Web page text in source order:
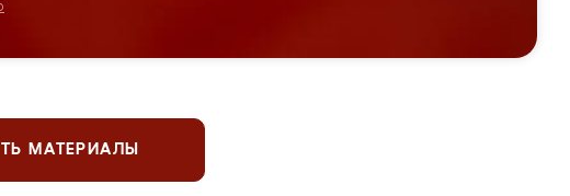
МАТЕРИАЛЫ